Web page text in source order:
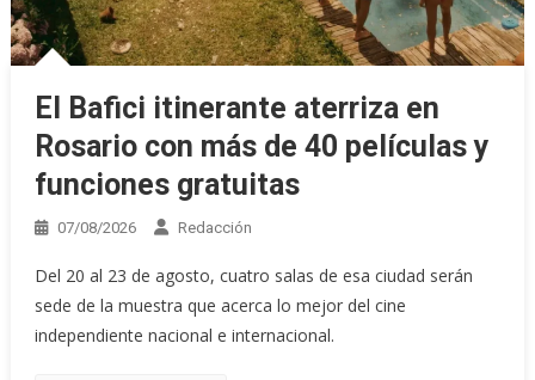
El Bafici itinerante aterriza en
Rosario con más de 40 películas y
funciones gratuitas
07/08/2026 Redacción
Del 20 al 23 de agosto, cuatro salas de esa ciudad serán
sede de la muestra que acerca lo mejor del cine
independiente nacional e internacional.